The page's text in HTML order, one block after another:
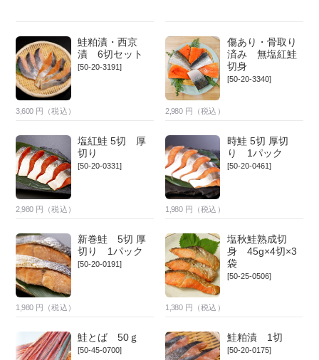
鮭粕漬・西京
漬 6切セット
[50-20-3191]
3,600 円（税込）
傷あり・骨取り
済み 無塩紅鮭
切身
[50-20-3340]
2,980 円（税込）
塩紅鮭 5切 厚
切り
[50-20-0331]
2,980 円（税込）
時鮭 5切 厚切
り 1パック
[50-20-0461]
1,980 円（税込）
新巻鮭 5切 厚
切り 1パック
[50-20-0191]
1,980 円（税込）
塩秋鮭熟成切
身 45g×4切×3
袋
[50-25-0506]
1,380 円（税込）
鮭とば 50ｇ
[50-45-0700]
鮭粕漬 1切
[50-20-0175]